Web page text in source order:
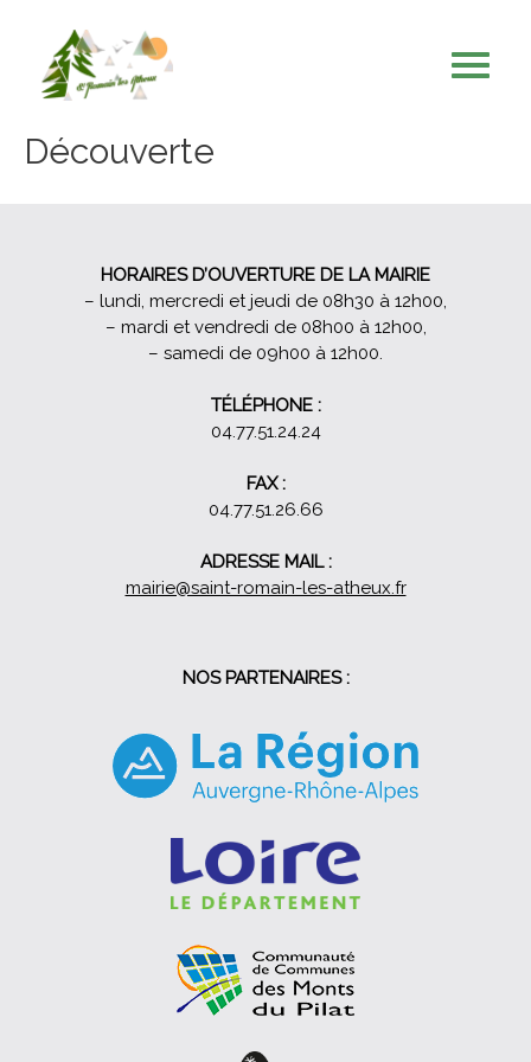
Découverte
NOS PARTENAIRES :
HORAIRES D’OUVERTURE DE LA MAIRIE
– lundi, mercredi et jeudi de 08h30 à 12h00,
– mardi et vendredi de 08h00 à 12h00,
– samedi de 09h00 à 12h00.
TÉLÉPHONE :
04.77.51.24.24
FAX :
04.77.51.26.66
ADRESSE MAIL :
mairie@saint-romain-les-atheux.fr